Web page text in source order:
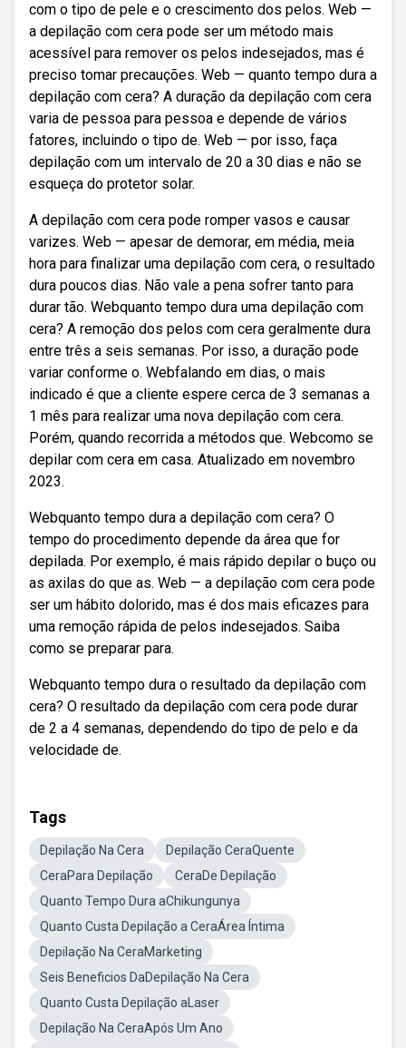
com o tipo de pele e o crescimento dos pelos. Web —
a depilação com cera pode ser um método mais
acessível para remover os pelos indesejados, mas é
preciso tomar precauções. Web — quanto tempo dura a
depilação com cera? A duração da depilação com cera
varia de pessoa para pessoa e depende de vários
fatores, incluindo o tipo de. Web — por isso, faça
depilação com um intervalo de 20 a 30 dias e não se
esqueça do protetor solar.
A depilação com cera pode romper vasos e causar
varizes. Web — apesar de demorar, em média, meia
hora para finalizar uma depilação com cera, o resultado
dura poucos dias. Não vale a pena sofrer tanto para
durar tão. Webquanto tempo dura uma depilação com
cera? A remoção dos pelos com cera geralmente dura
entre três a seis semanas. Por isso, a duração pode
variar conforme o. Webfalando em dias, o mais
indicado é que a cliente espere cerca de 3 semanas a
1 mês para realizar uma nova depilação com cera.
Porém, quando recorrida a métodos que. Webcomo se
depilar com cera em casa. Atualizado em novembro
2023.
Webquanto tempo dura a depilação com cera? O
tempo do procedimento depende da área que for
depilada. Por exemplo, é mais rápido depilar o buço ou
as axilas do que as. Web — a depilação com cera pode
ser um hábito dolorido, mas é dos mais eficazes para
uma remoção rápida de pelos indesejados. Saiba
como se preparar para.
Webquanto tempo dura o resultado da depilação com
cera? O resultado da depilação com cera pode durar
de 2 a 4 semanas, dependendo do tipo de pelo e da
velocidade de.
Tags
Depilação Na Cera
Depilação CeraQuente
CeraPara Depilação
CeraDe Depilação
Quanto Tempo Dura aChikungunya
Quanto Custa Depilação a CeraÁrea Íntima
Depilação Na CeraMarketing
Seis Beneficios DaDepilação Na Cera
Quanto Custa Depilação aLaser
Depilação Na CeraApós Um Ano